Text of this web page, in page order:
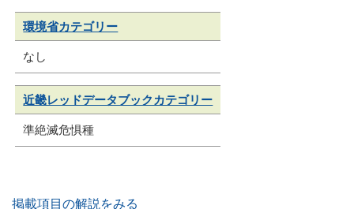
環境省カテゴリー
なし
近畿レッドデータブックカテゴリー
準絶滅危惧種
掲載項目の解説をみる